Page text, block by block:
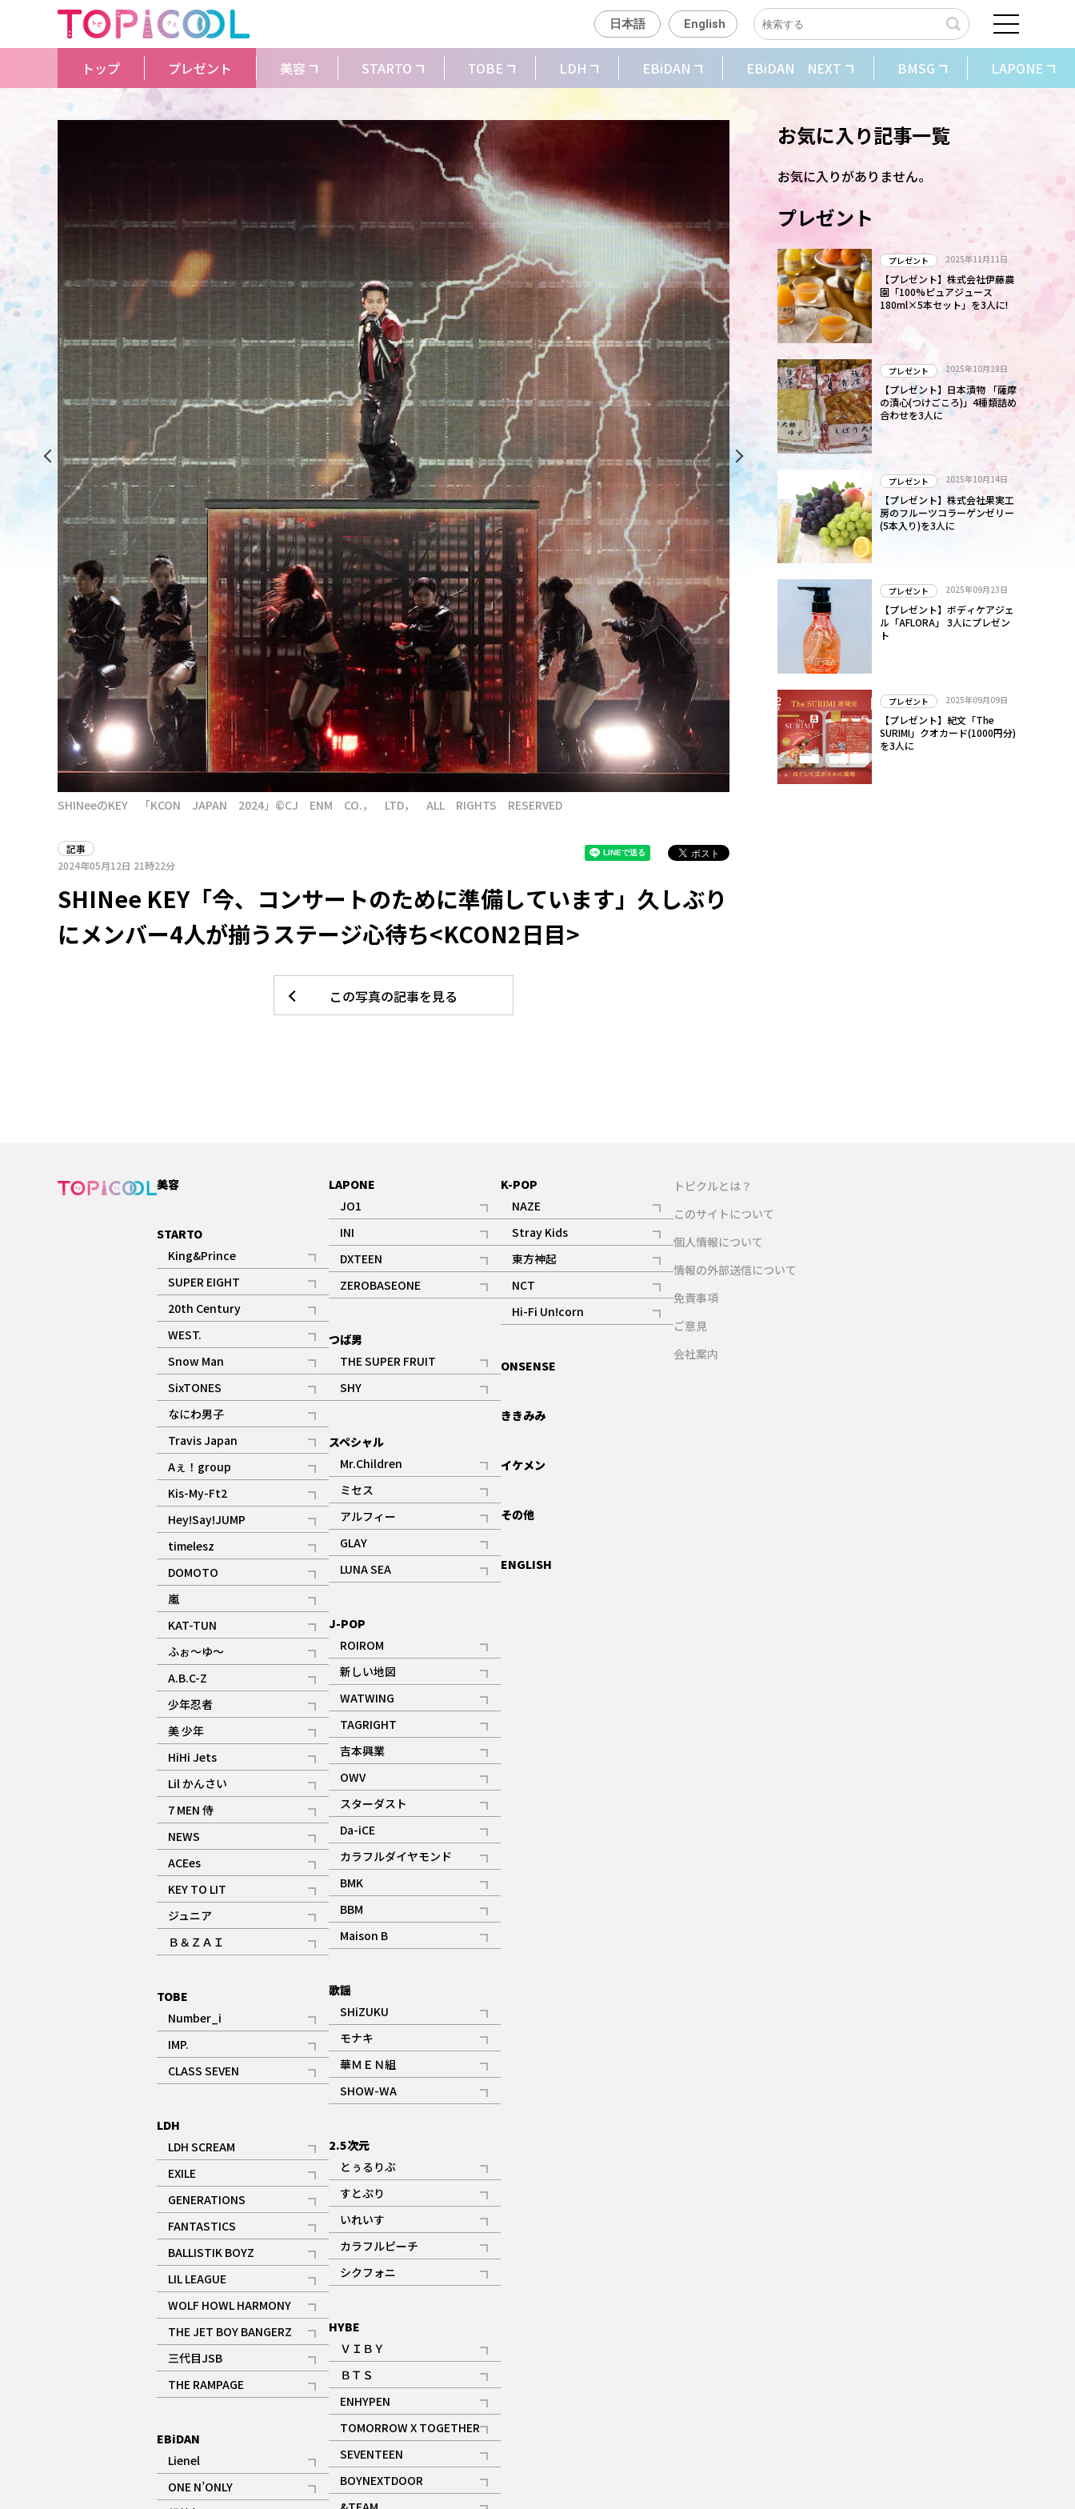
日本語 English
トップ プレゼント 美容 STARTO TOBE LDH EBiDAN EBiDAN NEXT BMSG LAPONE
SHINeeのKEY 「KCON JAPAN 2024」©CJ ENM CO.， LTD， ALL RIGHTS RESERVED
記事
2024年05月12日 21時22分
SHINee KEY「今、コンサートのために準備しています」久しぶり
にメンバー4人が揃うステージ心待ち<KCON2日目>
この写真の記事を見る
お気に入り記事一覧
お気に入りがありません。
プレゼント
プレゼント 2025年11月11日
【プレゼント】株式会社伊藤農
園「100%ピュアジュース
180ml×5本セット」を3人に!
プレゼント 2025年10月28日
【プレゼント】日本漬物 「薩摩
の漬心(つけごころ)」4種類詰め
合わせを3人に
プレゼント 2025年10月14日
【プレゼント】株式会社果実工
房のフルーツコラーゲンゼリー
(5本入り)を3人に
プレゼント 2025年09月23日
【プレゼント】ボディケアジェ
ル「AFLORA」 3人にプレゼン
ト
プレゼント 2025年09月09日
【プレゼント】紀文「The
SURIMI」クオカード(1000円分)
を3人に
美容
STARTO
King&Prince
記事
SUPER EIGHT
記事
20th Century
記事
WEST.
記事
Snow Man
記事
ギャラリー
SixTONES
記事
ギャラリー
なにわ男子
記事
Travis Japan
記事
Aぇ！group
記事
Kis-My-Ft2
記事
ギャラリー
Hey!Say!JUMP
記事
timelesz
記事
DOMOTO
記事
嵐
記事
KAT-TUN
記事
ふぉ～ゆ～
記事
A.B.C-Z
記事
ギャラリー
少年忍者
記事
美 少年
記事
HiHi Jets
記事
Lil かんさい
記事
7 MEN 侍
記事
NEWS
記事
ACEes
記事
KEY TO LIT
記事
ジュニア
記事
Ｂ＆ＺＡＩ
記事
TOBE
Number_i
記事
IMP.
記事
CLASS SEVEN
記事
LDH
LDH SCREAM
記事
EXILE
記事
GENERATIONS
記事
FANTASTICS
記事
BALLISTIK BOYZ
記事
LIL LEAGUE
記事
WOLF HOWL HARMONY
記事
THE JET BOY BANGERZ
記事
三代目JSB
記事
THE RAMPAGE
記事
EBiDAN
Lienel
記事
ONE N’ONLY
記事
LAPONE
JO1
記事
ギャラリー
INI
記事
ギャラリー
DXTEEN
記事
ギャラリー
ZEROBASEONE
記事
つば男
THE SUPER FRUIT
記事
ギャラリー
SHY
記事
スペシャル
Mr.Children
記事
ミセス
記事
アルフィー
記事
GLAY
記事
LUNA SEA
記事
J-POP
ROIROM
記事
新しい地図
記事
WATWING
記事
TAGRIGHT
記事
吉本興業
記事
OWV
記事
ギャラリー
スターダスト
記事
Da-iCE
記事
カラフルダイヤモンド
記事
BMK
記事
ギャラリー
BBM
記事
ギャラリー
Maison B
記事
歌謡
SHiZUKU
記事
モナキ
記事
華ＭＥＮ組
記事
SHOW-WA
記事
2.5次元
とぅるりぶ
記事
すとぷり
記事
ギャラリー
いれいす
記事
ギャラリー
カラフルピーチ
記事
シクフォニ
記事
HYBE
ＶＩＢＹ
記事
ＢＴＳ
記事
ENHYPEN
記事
TOMORROW X TOGETHER
記事
ギャラリー
SEVENTEEN
記事
BOYNEXTDOOR
記事
K-POP
NAZE
記事
Stray Kids
記事
東方神起
記事
NCT
記事
Hi-Fi Un!corn
記事
ONSENSE
ききみみ
イケメン
その他
ENGLISH
トピクルとは？
このサイトについて
個人情報について
情報の外部送信について
免責事項
ご意見
会社案内